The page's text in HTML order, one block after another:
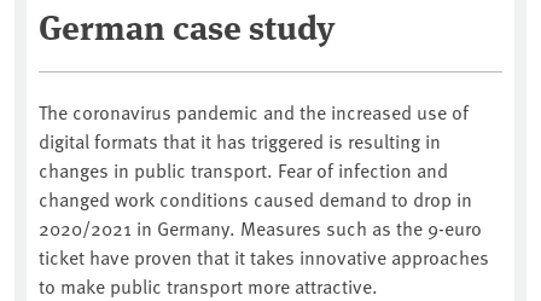
German case study
The coronavirus pandemic and the increased use of
digital formats that it has triggered is resulting in
changes in public transport. Fear of infection and
changed work conditions caused demand to drop in
2020/2021 in Germany. Measures such as the 9-euro
ticket have proven that it takes innovative approaches
to make public transport more attractive.